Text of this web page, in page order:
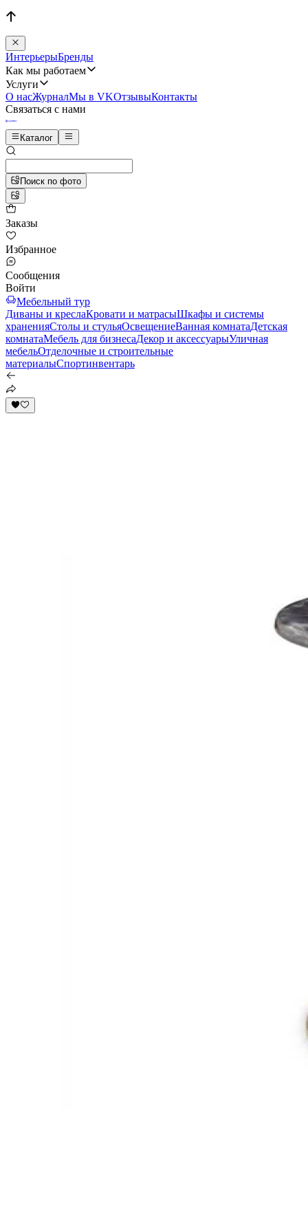
ИнтерьерыБренды
Как мы работаем
Услуги
О насЖурналМы в VKОтзывыКонтакты
Связаться с нами
Каталог
Поиск по фото
Заказы
Избранное
Сообщения
Войти
Мебельный тур
Диваны и креслаКровати и матрасыШкафы и системы
храненияСтолы и стульяОсвещениеВанная комнатаДетская
комнатаМебель для бизнесаДекор и аксессуарыУличная
мебельОтделочные и строительные
материалыСпортинвентарь